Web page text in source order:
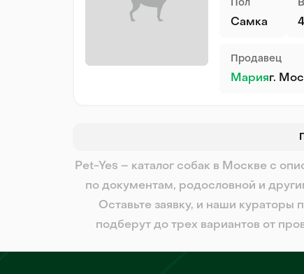
Пол
Самка
Продавец
Марияг.
Pet-Yes – каталог собак в Москве с
по документам, родословной и
Оставьте заявку, и наши кураторы
подберут до трех вариантов от